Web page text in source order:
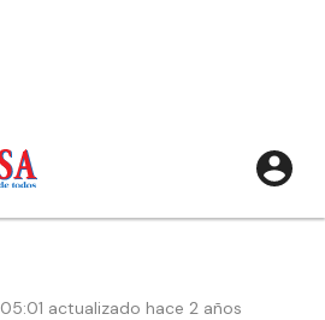
actualizado hace 2 años